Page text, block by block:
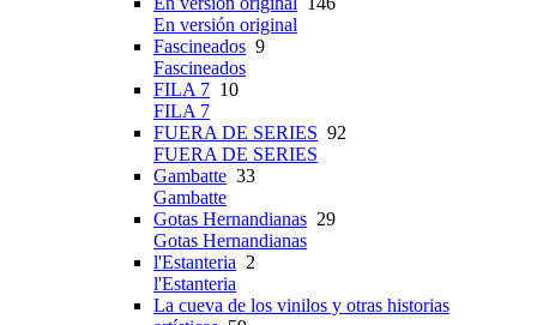
En versión original
Fascineados 9
Fascineados
FILA 7 10
FILA 7
FUERA DE SERIES 92
FUERA DE SERIES
Gambatte 33
Gambatte
Gotas Hernandianas 29
Gotas Hernandianas
l'Estanteria 2
l'Estanteria
La cueva de los vinilos y otras historias